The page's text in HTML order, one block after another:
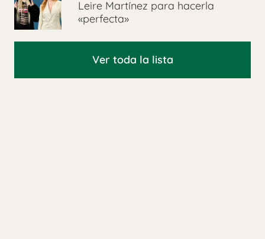
Leire Martínez para hacerla
«perfecta»
Ver toda la lista